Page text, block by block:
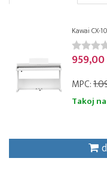
Kawai CX-
MPC:
Takoj